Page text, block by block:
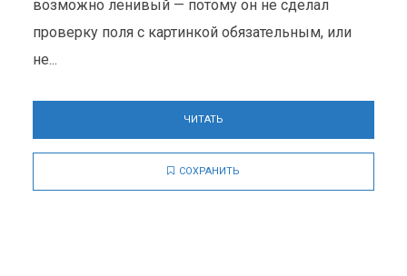
возможно ленивый — потому он не сделал
проверку поля с картинкой обязательным, или
не...
ЧИТАТЬ
СОХРАНИТЬ